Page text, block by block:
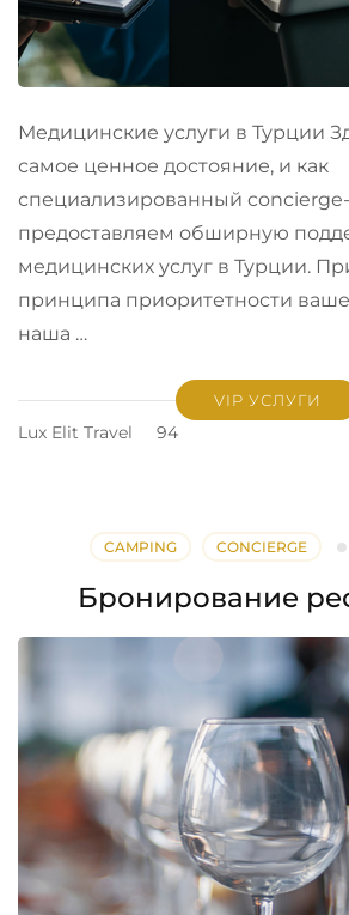
Медицинские услуги в Турции
самое ценное достояние, и как
специализированный
предоставляем обширную
медицинских услуг в Турции.
принципа приоритетности
наша …
VIP УСЛУГИ
Lux Elit Travel 94
CAMPING CONCIERGE
Бронирование